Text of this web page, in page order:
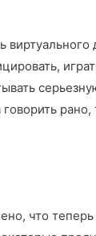
рано,
что теперь